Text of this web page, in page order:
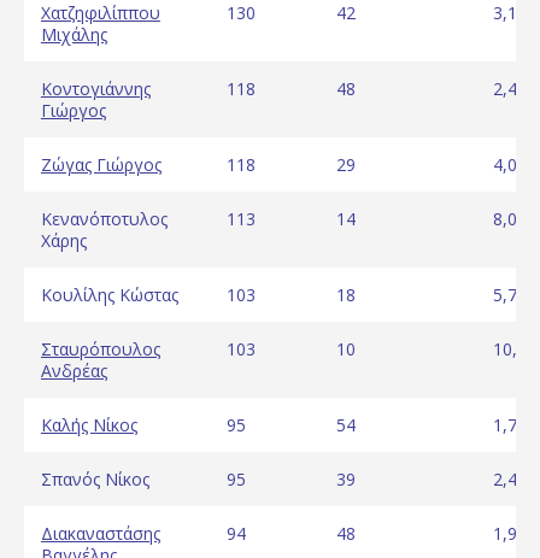
Χατζηφιλίππου
Μιχάλης
130 42 3,10
Κοντογιάννης
Γιώργος
118 48 2,46
Ζώγας Γιώργος 118 29 4,07
Κενανόποτυλος
Χάρης
113 14 8,07
Κουλίλης Κώστας 103 18 5,72
Σταυρόπουλος
Ανδρέας
103 10 10,30
Καλής Νίκος 95 54 1,76
Σπανός Νίκος 95 39 2,44
Διακαναστάσης
94 48 1,96